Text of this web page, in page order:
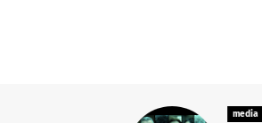
media